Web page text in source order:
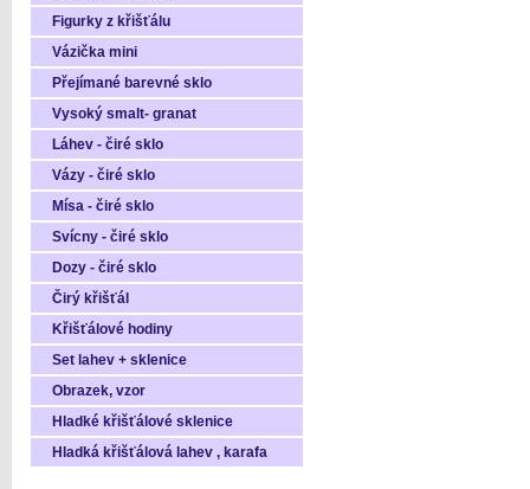
Figurky z křišťálu
Vázička mini
Přejímané barevné sklo
Vysoký smalt- granat
Láhev - čiré sklo
Vázy - čiré sklo
Mísa - čiré sklo
Svícny - čiré sklo
Dozy - čiré sklo
Čirý křišťál
Křišťálové hodiny
Set lahev + sklenice
Obrazek, vzor
Hladké křišťálové sklenice
Hladká křišťálová lahev , karafa